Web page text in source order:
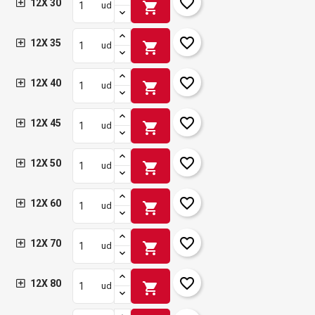
12X 30 ud shopping_cart
12X 35 ud shopping_cart favorite_border
12X 40 ud shopping_cart favorite_border
12X 45 ud shopping_cart favorite_border
12X 50 ud shopping_cart favorite_border
12X 60 ud shopping_cart favorite_border
12X 70 ud shopping_cart favorite_border
12X 80 ud shopping_cart favorite_border